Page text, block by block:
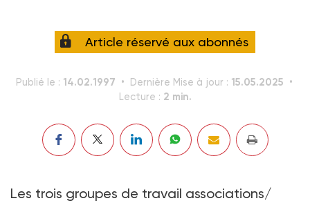
Article réservé aux abonnés
Publié le : 14.02.1997 Dernière Mise à jour : 15.05.2025
Lecture : 2 min.
Les trois groupes de travail associations/